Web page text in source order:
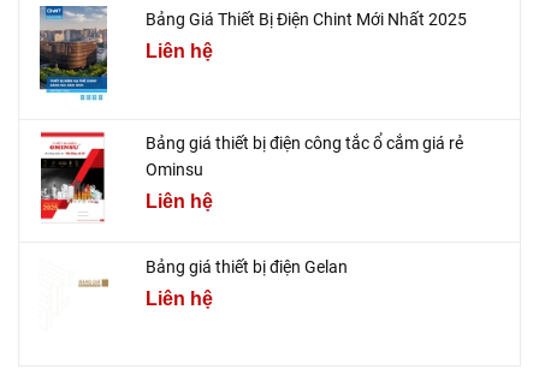
Bảng Giá Thiết Bị Điện Chint Mới Nhất 2025
Liên hệ
Bảng giá thiết bị điện công tắc ổ cắm giá rẻ
Ominsu
Liên hệ
Bảng giá thiết bị điện Gelan
Liên hệ